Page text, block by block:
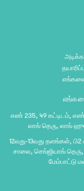
எண் 235, 49 கட்டிடம், எண்
லாங் தெரு, லாங்
12வது-13வது தளங்கள்,
சாலை, செங்ஜியாங்
மேம்பாட்டு